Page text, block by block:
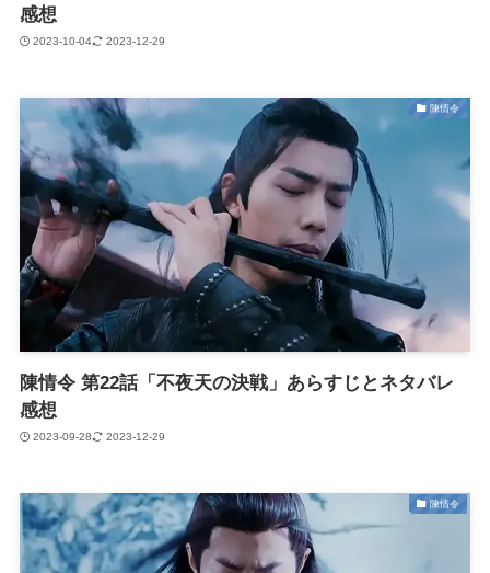
感想
2023-10-04 2023-12-29
陳情令
陳情令 第22話「不夜天の決戦」あらすじとネタバレ
感想
2023-09-28 2023-12-29
陳情令